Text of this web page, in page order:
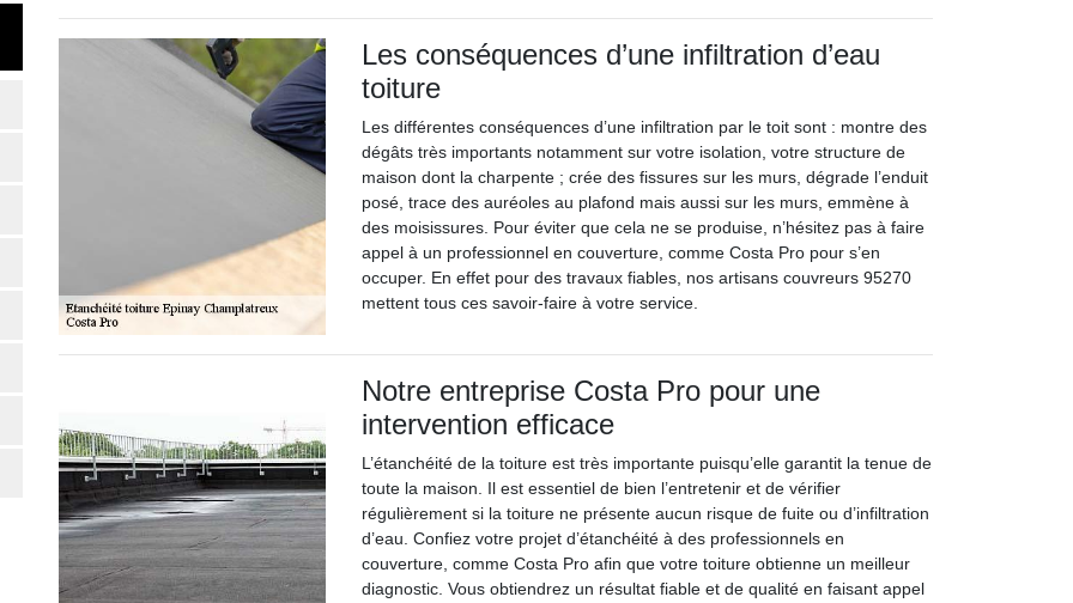
Les conséquences d’une infiltration d’eau
toiture
Les différentes conséquences d’une infiltration par le toit sont : montre des
dégâts très importants notamment sur votre isolation, votre structure de
maison dont la charpente ; crée des fissures sur les murs, dégrade l’enduit
posé, trace des auréoles au plafond mais aussi sur les murs, emmène à
des moisissures. Pour éviter que cela ne se produise, n’hésitez pas à faire
appel à un professionnel en couverture, comme Costa Pro pour s’en
occuper. En effet pour des travaux fiables, nos artisans couvreurs 95270
mettent tous ces savoir-faire à votre service.
Notre entreprise Costa Pro pour une
intervention efficace
L’étanchéité de la toiture est très importante puisqu’elle garantit la tenue de
toute la maison. Il est essentiel de bien l’entretenir et de vérifier
régulièrement si la toiture ne présente aucun risque de fuite ou d’infiltration
d’eau. Confiez votre projet d’étanchéité à des professionnels en
couverture, comme Costa Pro afin que votre toiture obtienne un meilleur
diagnostic. Vous obtiendrez un résultat fiable et de qualité en faisant appel